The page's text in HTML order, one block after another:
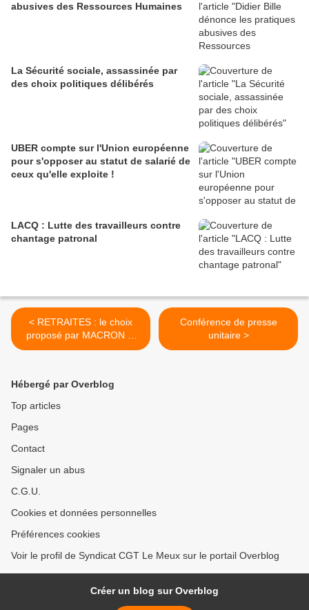
abusives des Ressources Humaines
La Sécurité sociale, assassinée par
des choix politiques délibérés
UBER compte sur l'Union européenne
pour s'opposer au statut de salarié de
ceux qu'elle exploite !
LACQ : Lutte des travailleurs contre
chantage patronal
< RETRAITES : le choix
proposé par MACRON et
ses suppôts !
Conférence de presse
unitaire >
Hébergé par Overblog
Top articles
Pages
Contact
Signaler un abus
C.G.U.
Cookies et données personnelles
Préférences cookies
Voir le profil de Syndicat CGT Le Meux sur le portail Overblog
Créer un blog sur Overblog